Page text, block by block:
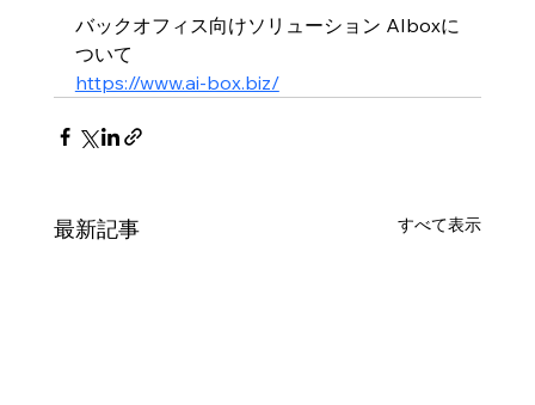
バックオフィス向けソリューション AIboxに
ついて
https://www.ai-box.biz/
最新記事 すべて表示